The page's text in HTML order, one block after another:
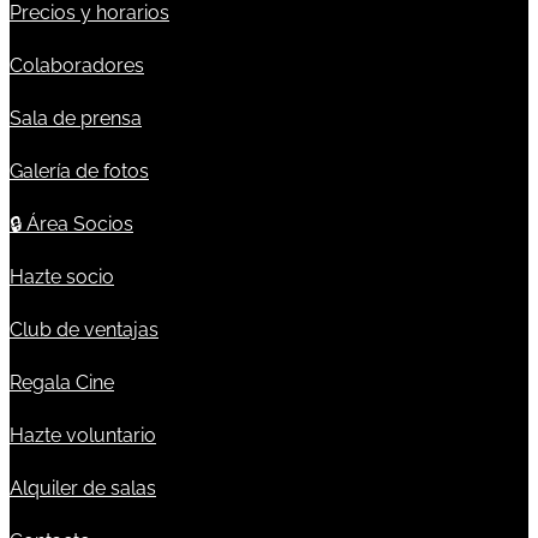
Precios y horarios
Colaboradores
Sala de prensa
Galería de fotos
🔒 Área Socios
Hazte socio
Club de ventajas
Regala Cine
Hazte voluntario
Alquiler de salas